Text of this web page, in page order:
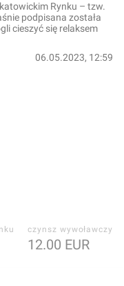
Rynku – tzw.
podpisana została
cieszyć się relaksem
06.05.2023, 12:59
czynsz wywoławczy
12.00 EUR